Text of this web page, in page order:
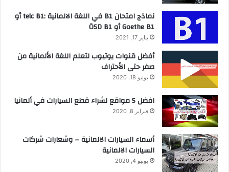
نماذج امتحان B1 في اللغة الالمانية :telc B1 أو
Goethe B1 أو ÖSD B1
يناير 17, 2021
أفضل قنوات يوتيوب لتعلم اللغة الألمانية من
صفر حتى الأحتراف
يونيو 18, 2020
افضل 5 مواقع لشراء قطع السيارات في ألمانيا
فبراير 8, 2020
أسماء السيارات الالمانية – وشعارات شركات
السيارات الالمانية
يونيو 4, 2020